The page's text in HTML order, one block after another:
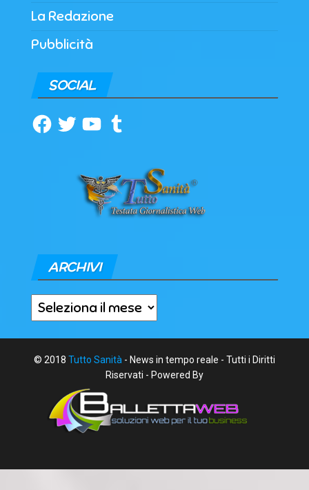
La Redazione
Pubblicità
SOCIAL
Facebook
TwitterYouTubeTumblr
ARCHIVI
Archivi
© 2018 Tutto Sanità - News in tempo reale - Tutti i Diritti
Riservati - Powered By